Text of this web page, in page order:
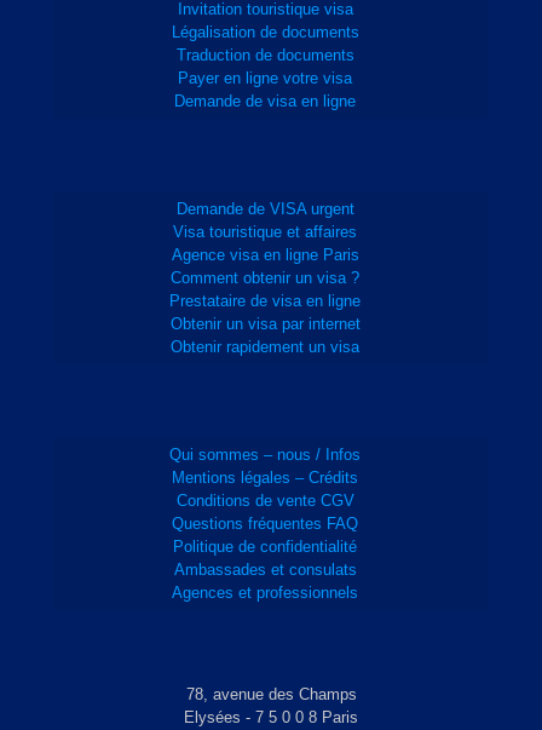
Invitation touristique visa
Légalisation de documents
Traduction de documents
Payer en ligne votre visa
Demande de visa en ligne
Demande de VISA urgent
Visa touristique et affaires
Agence visa en ligne Paris
Comment obtenir un visa ?
Prestataire de visa en ligne
Obtenir un visa par internet
Obtenir rapidement un visa
Qui sommes – nous / Infos
Mentions légales – Crédits
Conditions de vente CGV
Questions fréquentes FAQ
Politique de confidentialité
Ambassades et consulats
Agences et professionnels
78, avenue des Champs
Elysées - 7 5 0 0 8 Paris